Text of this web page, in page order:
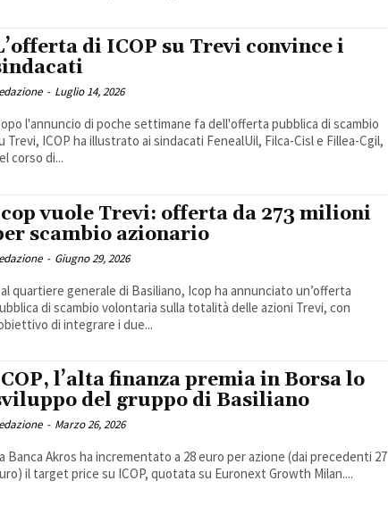
di ICOP su Trevi convince i
- Luglio 14, 2026
l'annuncio di poche settimane fa dell'offerta pubblica di scambio
Trevi, ICOP ha illustrato ai sindacati FenealUil, Filca-Cisl e Fillea-Cgil,
corso di...
vuole Trevi: offerta da 273 milioni
scambio azionario
- Giugno 29, 2026
quartiere generale di Basiliano, Icop ha annunciato un’offerta
di scambio volontaria sulla totalità delle azioni Trevi, con
di integrare i due...
l’alta finanza premia in Borsa lo
del gruppo di Basiliano
- Marzo 26, 2026
Banca Akros ha incrementato a 28 euro per azione (dai precedenti 27
il target price su ICOP, quotata su Euronext Growth Milan....